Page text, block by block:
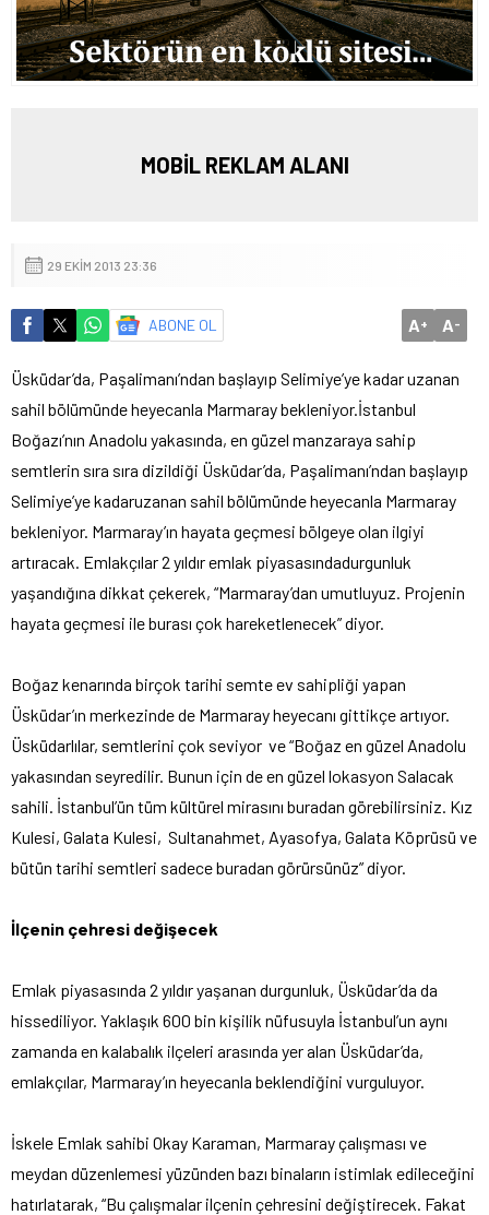
MOBİL REKLAM ALANI
29 EKIM 2013 23:36
ABONE OL A+ A-
Üsküdar’da, Paşalimanı’ndan başlayıp Selimiye’ye kadar uzanan
sahil bölümünde heyecanla Marmaray bekleniyor. İstanbul
Boğazı’nın Anadolu yakasında, en güzel manzaraya sahip
semtlerin sıra sıra dizildiği Üsküdar’da, Paşalimanı’ndan başlayıp
Selimiye’ye kadaruzanan sahil bölümünde heyecanla Marmaray
bekleniyor. Marmaray’ın hayata geçmesi bölgeye olan ilgiyi
artıracak. Emlakçılar 2 yıldır emlak piyasasındadurgunluk
yaşandığına dikkat çekerek, “Marmaray’dan umutluyuz. Projenin
hayata geçmesi ile burası çok hareketlenecek” diyor.
Boğaz kenarında birçok tarihi semte ev sahipliği yapan
Üsküdar’ın merkezinde de Marmaray heyecanı gittikçe artıyor.
Üsküdarlılar, semtlerini çok seviyor ve “Boğaz en güzel Anadolu
yakasından seyredilir. Bunun için de en güzel lokasyon Salacak
sahili. İstanbul’ün tüm kültürel mirasını buradan görebilirsiniz. Kız
Kulesi, Galata Kulesi, Sultanahmet, Ayasofya, Galata Köprüsü ve
bütün tarihi semtleri sadece buradan görürsünüz” diyor.
İlçenin çehresi değişecek
Emlak piyasasında 2 yıldır yaşanan durgunluk, Üsküdar’da da
hissediliyor. Yaklaşık 600 bin kişilik nüfusuyla İstanbul’un aynı
zamanda en kalabalık ilçeleri arasında yer alan Üsküdar’da,
emlakçılar, Marmaray’ın heyecanla beklendiğini vurguluyor.
İskele Emlak sahibi Okay Karaman, Marmaray çalışması ve
meydan düzenlemesi yüzünden bazı binaların istimlak edileceğini
hatırlatarak, “Bu çalışmalar ilçenin çehresini değiştirecek. Fakat